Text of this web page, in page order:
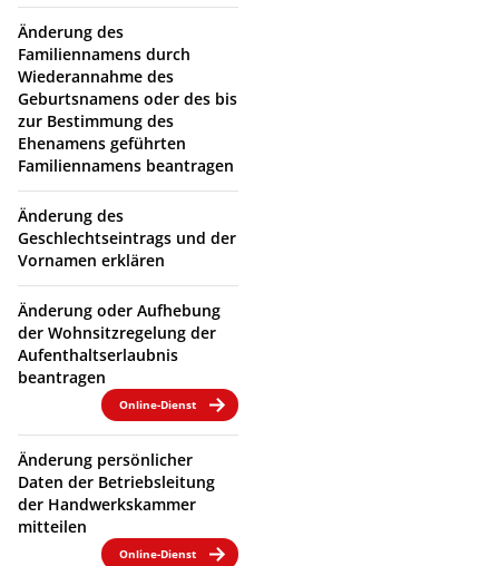
Änderung des
Familiennamens durch
Wiederannahme des
Geburtsnamens oder des bis
zur Bestimmung des
Ehenamens geführten
Familiennamens beantragen
Änderung des
Geschlechtseintrags und der
Vornamen erklären
Änderung oder Aufhebung
der Wohnsitzregelung der
Aufenthaltserlaubnis
beantragen
Online-Dienst
Änderung persönlicher
Daten der Betriebsleitung
der Handwerkskammer
mitteilen
Online-Dienst